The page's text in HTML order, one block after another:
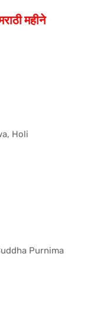
महीने
Holi
Purnima